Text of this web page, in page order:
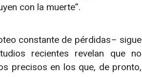
con la muerte”.
constante de pérdidas– sigue
recientes revelan que no
precisos en los que, de pronto,